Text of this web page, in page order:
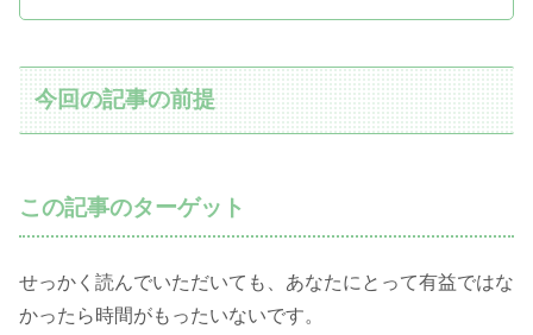
今回の記事の前提
この記事のターゲット
せっかく読んでいただいても、あなたにとって有益ではな
かったら時間がもったいないです。